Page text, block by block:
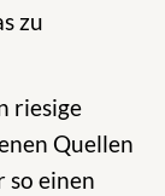
zu
riesige
Quellen
so einen